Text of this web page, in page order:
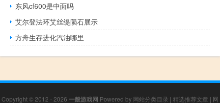
东风cf600是中面吗
艾尔登法环艾丝缇陨石展示
方舟生存进化汽油哪里
Copyright © 2012 - 2026 一般游戏网 Powered by 网站分类目录 | 精选推荐文章 | 网